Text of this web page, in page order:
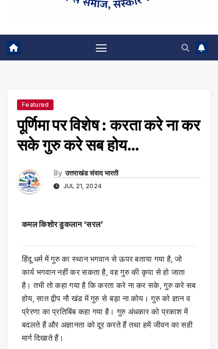
Featured
पूर्णिमा पर विशेष : करता करे ना कर
सके गुरु करे सब होय…
By उत्तराखंड संवाद भारती
JUL 21, 2024
कमल किशोर डुकलान ‘सरल’
हिंदू धर्म में गुरु का स्थान भगवान से ऊपर बताया गया है, जो
कार्य भगवान नहीं कर सकता है, वह गुरु की कृपा से हो जाता
है। तभी तो कहा गया है कि करता करे ना कर सके, गुरु करे सब
होय, सात द्वीप नौ खंड में गुरु से बड़ा ना कोय। गुरु को ज्ञान व
प्रेरणा का प्रतिबिंब कहा गया है। गुरु अंधकार को प्रकाश में
बदलते हैं और अज्ञानता को दूर करते हैं तथा हमें जीवन का सही
मार्ग दिखाते हैं।